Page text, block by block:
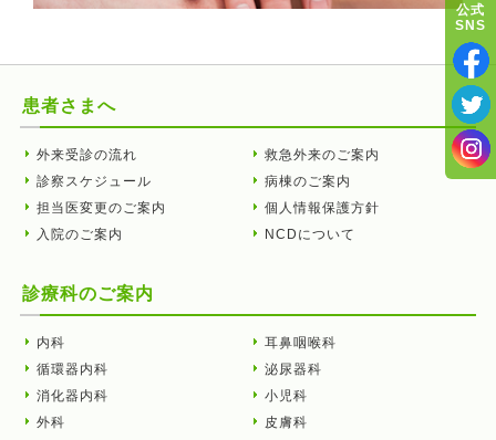
患者さまへ
外来受診の流れ
診察スケジュール
担当医変更のご案内
入院のご案内
救急外来のご案内
病棟のご案内
個人情報保護方針
NCDについて
診療科のご案内
内科
循環器内科
消化器内科
外科
耳鼻咽喉科
泌尿器科
小児科
皮膚科
公式
SNS